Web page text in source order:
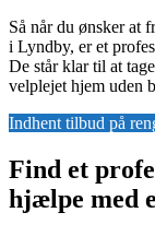
Så når du ønsker at
i Lyndby, er et
De står klar til at
velplejet hjem uden
Indhent tilbud på
Find et
hjælpe med